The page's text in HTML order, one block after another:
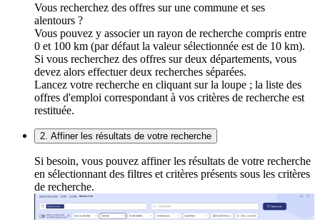
Vous recherchez des offres sur une commune et ses
alentours ?
Vous pouvez y associer un rayon de recherche compris entre
0 et 100 km (par défaut la valeur sélectionnée est de 10 km).
Si vous recherchez des offres sur deux départements, vous
devez alors effectuer deux recherches séparées.
Lancez votre recherche en cliquant sur la loupe ; la liste des
offres d'emploi correspondant à vos critères de recherche est
restituée.
2. Affiner les résultats de votre recherche
Si besoin, vous pouvez affiner les résultats de votre recherche
en sélectionnant des filtres et critères présents sous les critères
de recherche.